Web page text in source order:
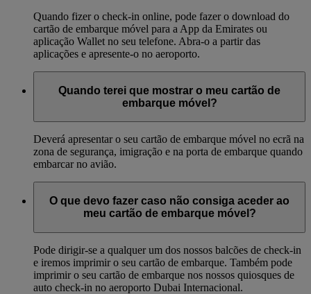
Quando fizer o check-in online, pode fazer o download do
cartão de embarque móvel para a App da Emirates ou
aplicação Wallet no seu telefone. Abra-o a partir das
aplicações e apresente-o no aeroporto.
Quando terei que mostrar o meu cartão de
embarque móvel?
Deverá apresentar o seu cartão de embarque móvel no ecrã na
zona de segurança, imigração e na porta de embarque quando
embarcar no avião.
O que devo fazer caso não consiga aceder ao
meu cartão de embarque móvel?
Pode dirigir-se a qualquer um dos nossos balcões de check-in
e iremos imprimir o seu cartão de embarque. Também pode
imprimir o seu cartão de embarque nos nossos quiosques de
auto check-in no aeroporto Dubai Internacional.